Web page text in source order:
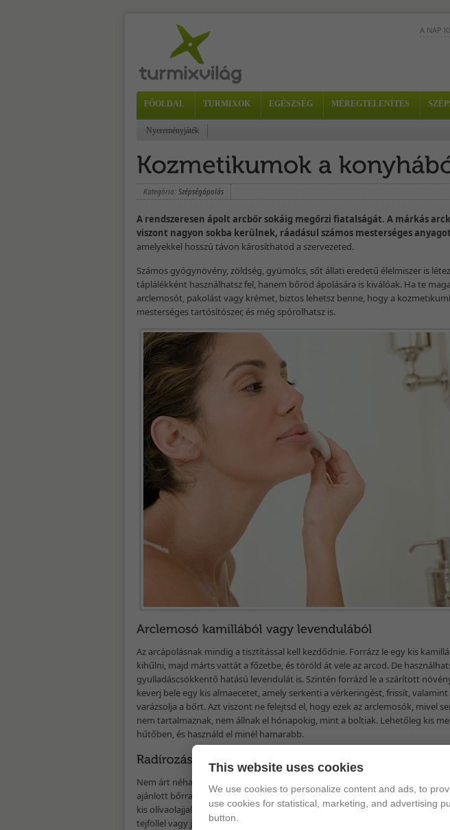
A NAP
FŐOLDAL TURMIXOK EGÉSZSÉG MÉREGTELENÍTÉS
Nyereményjáték
Kategória: Szépségápolás
A rendszeresen ápolt arcbőr sokáig megőrzi fiatalságát. A márkás
viszont nagyon sokba kerülnek, ráadásul számos mesterséges
amelyekkel hosszú távon károsíthatod a szervezeted.
Számos gyógynövény, zöldség, gyümölcs, sőt állati eredetű élelmiszer is
táplálékként használhatsz fel, hanem bőröd ápolására is kiválóak. Ha te
arclemosót, pakolást vagy krémet, biztos lehetsz benne, hogy a
mesterséges tartósítószer, és még spórolhatsz is.
Az arcápolásnak mindig a tisztítással kell kezdődnie. Forrázz le egy kis
kihűlni, majd márts vattát a főzetbe, és töröld át vele az arcod. De
gyulladáscsökkentő hatású levendulát is. Szintén forrázd le a szárított
keverj bele egy kis almaecetet, amely serkenti a vérkeringést, frissít, valamint
varázsolja a bőrt. Azt viszont ne felejtsd el, hogy ezek az arclemosók, mivel
nem tartalmaznak, nem állnak el hónapokig, mint a boltiak. Lehetőleg kis
hűtőben, és használd el minél hamarabb.
Nem árt néha felfrissítened a bőrödet, és eltávolítanod az elhalt hámsejteket.
ajánlott bőrradírt használnod. Ezt is készíthetsz házilag. Durvább szemcséjű
kis olívaolajjal, így radírozás közben táplálod is a bőrödet. Ha a só nagyon
tejföllel vagy joghurttal keverd össze, kend fel a bőrödre, majd ha rászáradt,
This website uses cookies
We use cookies to personalize content and ads, to
use cookies for statistical, marketing, and advertising
button.